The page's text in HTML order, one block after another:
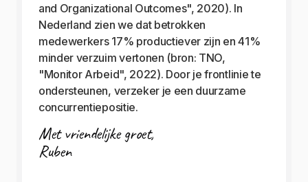
and Organizational Outcomes", 2020). In
Nederland zien we dat betrokken
medewerkers 17% productiever zijn en 41%
minder verzuim vertonen (bron: TNO,
"Monitor Arbeid", 2022). Door je frontlinie te
ondersteunen, verzeker je een duurzame
concurrentiepositie.
Met vriendelijke groet,
Ruben